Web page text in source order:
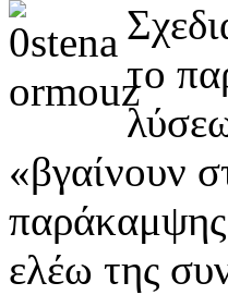
το
«βγαίνουν
ελέω της